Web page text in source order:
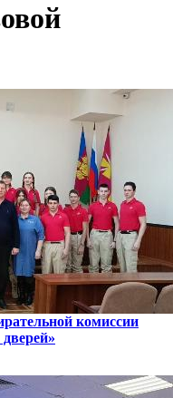
комиссии